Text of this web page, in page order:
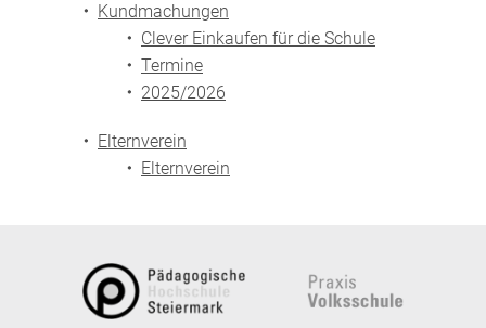
Kundmachungen
Clever Einkaufen für die Schule
Termine
2025/2026
Elternverein
Elternverein